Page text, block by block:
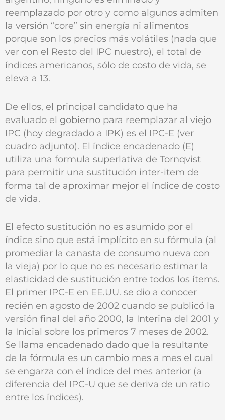
reemplazado por otro y como algunos admiten
la versión “core” sin energía ni alimentos
porque son los precios más volátiles (nada que
ver con el Resto del IPC nuestro), el total de
índices americanos, sólo de costo de vida, se
eleva a 13.
De ellos, el principal candidato que ha
evaluado el gobierno para reemplazar al viejo
IPC (hoy degradado a IPK) es el IPC-E (ver
cuadro adjunto). El índice encadenado (E)
utiliza una formula superlativa de Tornqvist
para permitir una sustitución inter-item de
forma tal de aproximar mejor el índice de costo
de vida.
El efecto sustitución no es asumido por el
índice sino que está implícito en su fórmula (al
promediar la canasta de consumo nueva con
la vieja) por lo que no es necesario estimar la
elasticidad de sustitución entre todos los ítems.
El primer IPC-E en EE.UU. se dio a conocer
recién en agosto de 2002 cuando se publicó la
versión final del año 2000, la Interina del 2001 y
la Inicial sobre los primeros 7 meses de 2002.
Se llama encadenado dado que la resultante
de la fórmula es un cambio mes a mes el cual
se engarza con el índice del mes anterior (a
diferencia del IPC-U que se deriva de un ratio
entre los índices).